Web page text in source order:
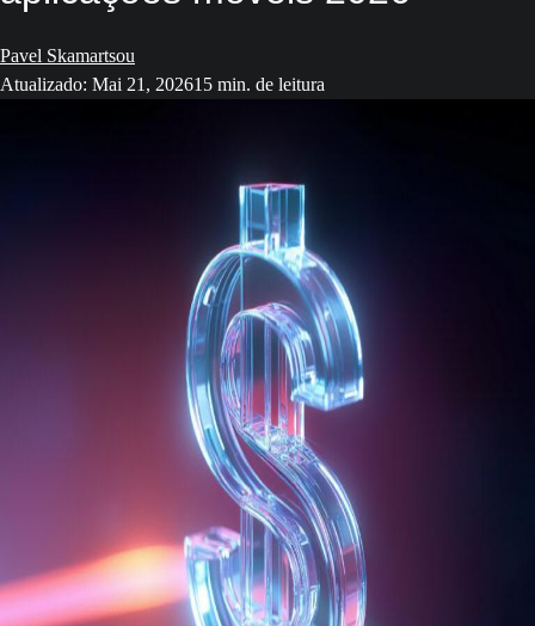
Pavel Skamartsou
Atualizado: Mai 21, 202615 min. de leitura